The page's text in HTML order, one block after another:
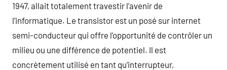
1947, allait totalement travestir l’avenir de
l’informatique. Le transistor est un posé sur internet
semi-conducteur qui offre l’opportunité de contrôler un
milieu ou une différence de potentiel. Il est
concrètement utilisé en tant qu’interrupteur,